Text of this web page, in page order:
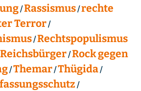
Rassismus rechte
Terror
Rechtspopulismus
Reichsbürger Rock gegen
Themar Thügida